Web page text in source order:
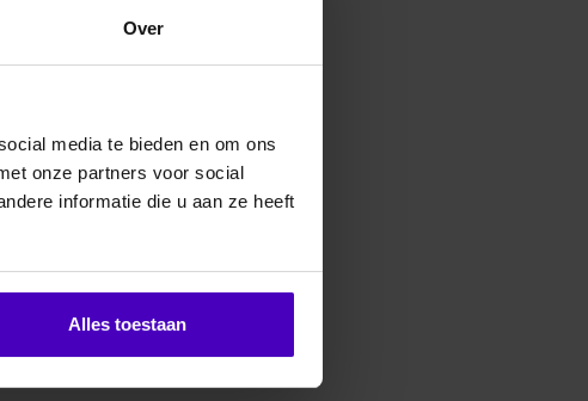
Over
media te bieden en om ons
onze partners voor social
informatie die u aan ze heeft
Alles toestaan